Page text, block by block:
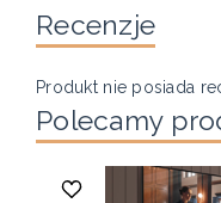
Recenzje
Produkt nie posiada
Polecamy